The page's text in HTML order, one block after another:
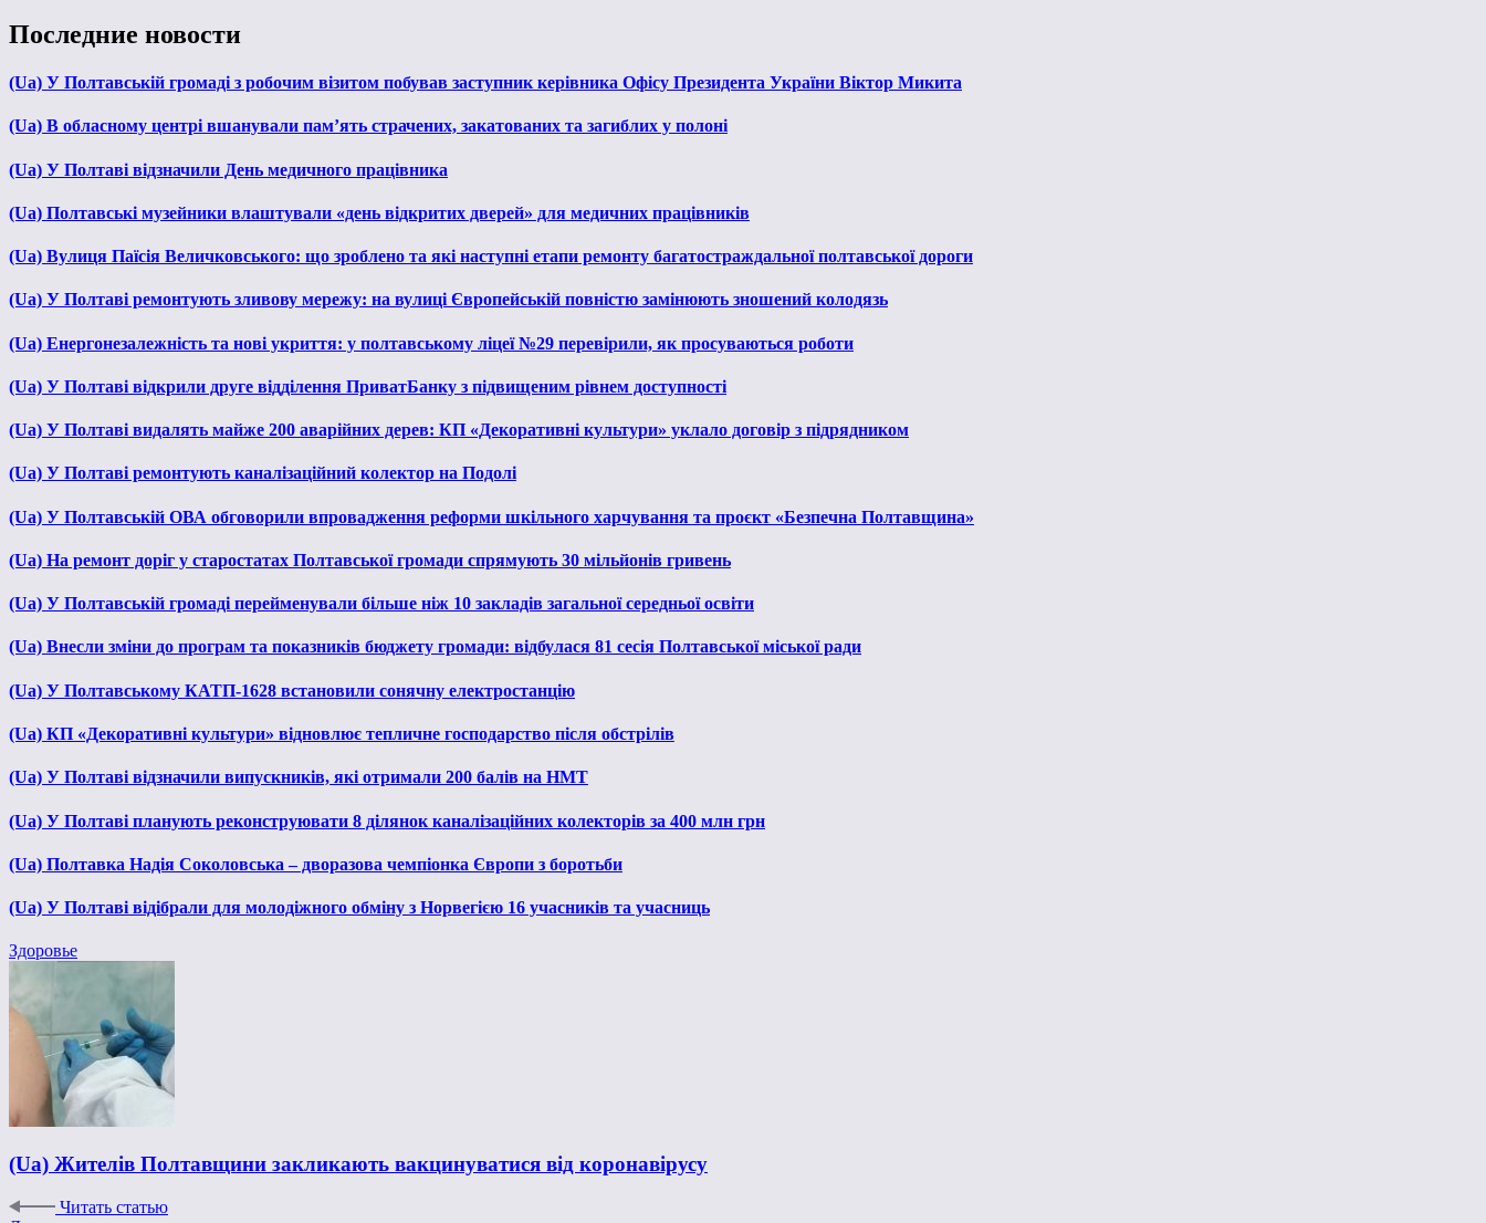
Последние новости
(Ua) У Полтавській громаді з робочим візитом побував заступник керівника Офісу Президента України Віктор Микита
(Ua) В обласному центрі вшанували пам’ять страчених, закатованих та загиблих у полоні
(Ua) У Полтаві відзначили День медичного працівника
(Ua) Полтавські музейники влаштували «день відкритих дверей» для медичних працівників
(Ua) Вулиця Паїсія Величковського: що зроблено та які наступні етапи ремонту багатостраждальної полтавської дороги
(Ua) У Полтаві ремонтують зливову мережу: на вулиці Європейській повністю замінюють зношений колодязь
(Ua) Енергонезалежність та нові укриття: у полтавському ліцеї №29 перевірили, як просуваються роботи
(Ua) У Полтаві відкрили друге відділення ПриватБанку з підвищеним рівнем доступності
(Ua) У Полтаві видалять майже 200 аварійних дерев: КП «Декоративні культури» уклало договір з підрядником
(Ua) У Полтаві ремонтують каналізаційний колектор на Подолі
(Ua) У Полтавській ОВА обговорили впровадження реформи шкільного харчування та проєкт «Безпечна Полтавщина»
(Ua) На ремонт доріг у старостатах Полтавської громади спрямують 30 мільйонів гривень
(Ua) У Полтавській громаді перейменували більше ніж 10 закладів загальної середньої освіти
(Ua) Внесли зміни до програм та показників бюджету громади: відбулася 81 сесія Полтавської міської ради
(Ua) У Полтавському КАТП-1628 встановили сонячну електростанцію
(Ua) КП «Декоративні культури» відновлює тепличне господарство після обстрілів
(Ua) У Полтаві відзначили випускників, які отримали 200 балів на НМТ
(Ua) У Полтаві планують реконструювати 8 ділянок каналізаційних колекторів за 400 млн грн
(Ua) Полтавка Надія Соколовська – дворазова чемпіонка Європи з боротьби
(Ua) У Полтаві відібрали для молодіжного обміну з Норвегією 16 учасників та учасниць
Здоровье
(Ua) Жителів Полтавщини закликають вакцинуватися від коронавірусу
Читать статью